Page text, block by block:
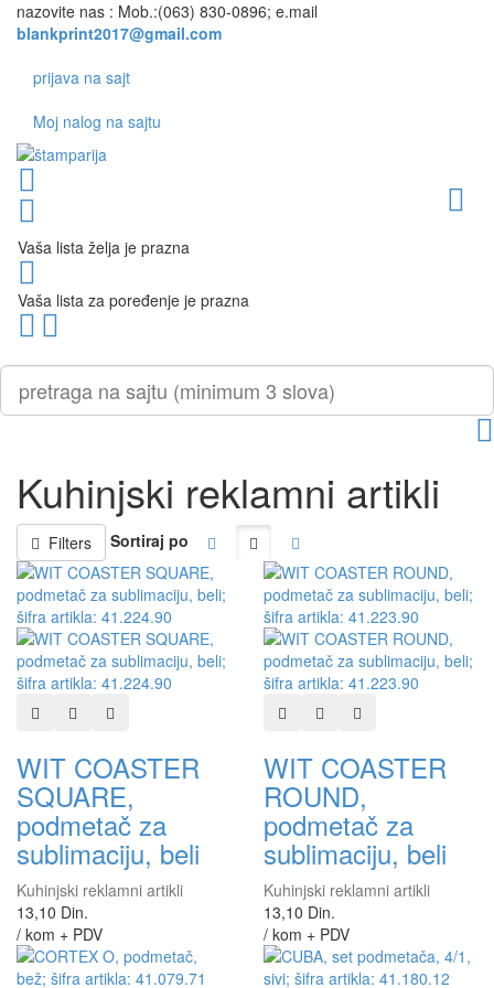
nazovite nas : Mob.:(063) 830-0896; e.mail
prijava na sajt
Moj nalog na sajtu
Vaša lista želja je prazna
Vaša lista za poređenje je prazna
Skoči
na
vrh
strane
PLG_SYSTEM_VPFRAMEWORK_SCROLL_TO_BOTTOM
Kuhinjski reklamni artikli
Filters Sortiraj po
Dodaj u listu želja
Dodaj u listu za poređenje
WIT COASTER
SQUARE,
podmetač za
sublimaciju, beli
Kuhinjski reklamni artikli
13,10 Din.
/ kom + PDV
Dodaj u listu želja
Dodaj u listu za
WIT COASTER
ROUND,
podmetač za
sublimaciju, beli
Kuhinjski reklamni artikli
13,10 Din.
/ kom + PDV